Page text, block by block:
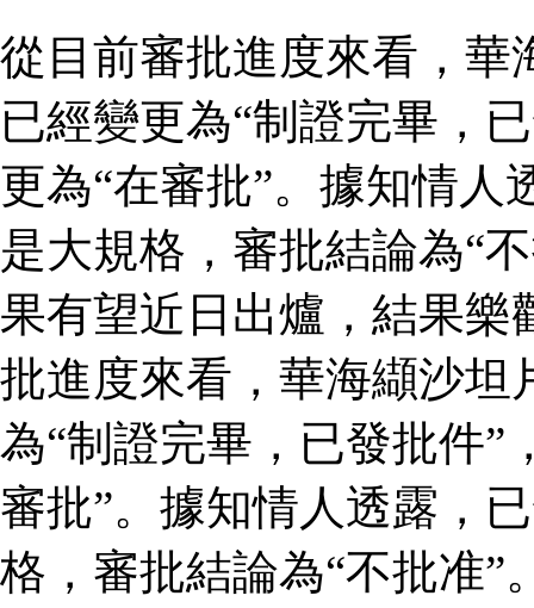
從目前審批進度來看，華
已經變更為“制證完畢，
更為“在審批”。據知情
是大規格，審批結論為“
果有望近日出爐，結果樂
批進度來看，華海纈沙坦
為“制證完畢，已發批件”
審批”。據知情人透露，
格，審批結論為“不批准”